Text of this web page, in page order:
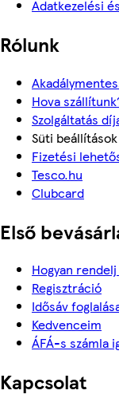
Adatkezelési
Rólunk
Hova
Szolgáltatás
Süti beállítások
Fizetési
Tesco.hu
Clubcard
Első
Hogyan
Regisztráció
Idősáv
Kedvenceim
ÁFÁ-s számla
Kapcsolat